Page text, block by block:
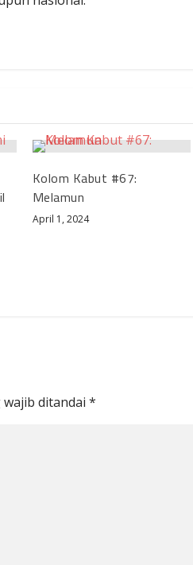
Kolom Kabut #67:
Melamun
April 1, 2024
wajib ditandai*